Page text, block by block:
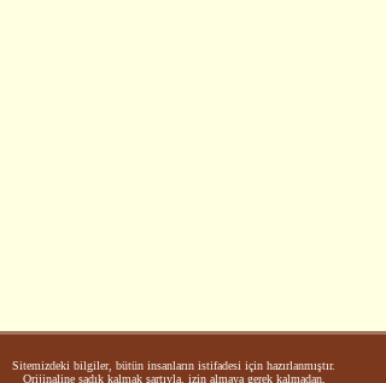
Sitemizdeki bilgiler, bütün insanların istifadesi için hazırlanmıştır.
Orijinaline sadık kalmak şartıyla, izin almaya gerek kalmadan,